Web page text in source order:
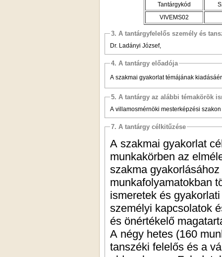
Tantárgykód
VIVEMS02
3. A tantárgyfelelős személy és
Dr. Ladányi József,
4. A tantárgy előadója
A szakmai gyakorlat témájának
5. A tantárgy az alábbi témakörök
A villamosmérnöki mesterképzési
7. A tantárgy célkitűzése
A szakmai gyakorlat
munkakörben az
szakma
munkafolyamatokban
ismeretek és
személyi kapcsolatok
és önértékelő
A négy hetes (160
tanszéki felelős és a